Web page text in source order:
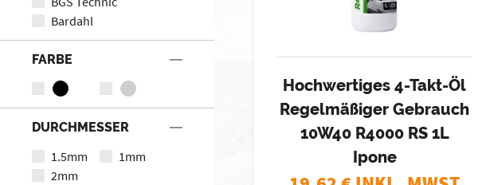
Bardahl
FARBE
DURCHMESSER
1.5mm
1mm
2mm
Hochwertiges 4-Takt-Öl
Regelmäßiger Gebrauch
10W40 R4000 RS 1L
Ipone